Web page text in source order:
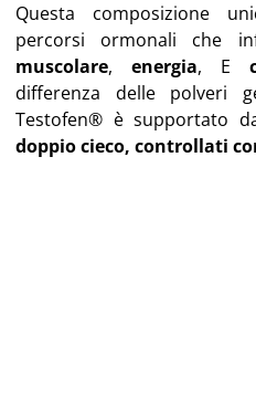
Questa composizione
percorsi ormonali che
muscolare,energia, E
differenza delle polveri
Testofen® è supportato
doppio cieco, controllati